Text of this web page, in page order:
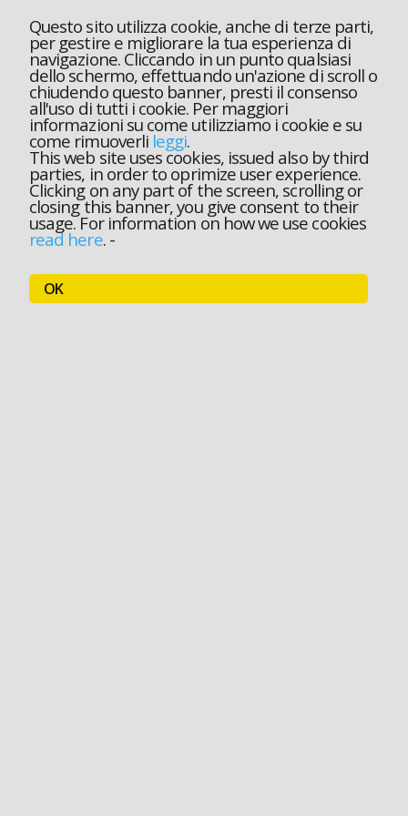
Questo sito utilizza cookie, anche di terze parti,
per gestire e migliorare la tua esperienza di
navigazione. Cliccando in un punto qualsiasi
dello schermo, effettuando un'azione di scroll o
chiudendo questo banner, presti il consenso
all'uso di tutti i cookie. Per maggiori
informazioni su come utilizziamo i cookie e su
come rimuoverli leggi.
This web site uses cookies, issued also by third
parties, in order to oprimize user experience.
Clicking on any part of the screen, scrolling or
closing this banner, you give consent to their
usage. For information on how we use cookies
read here.-
OK